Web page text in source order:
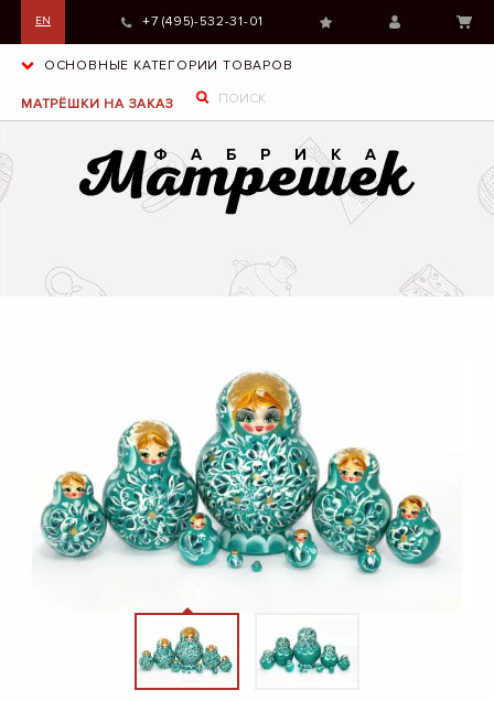
EN +7 (495)-532-31-01
ОСНОВНЫЕ КАТЕГОРИИ ТОВАРОВ
МАТРЁШКИ НА ЗАКАЗ